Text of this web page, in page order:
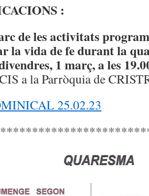
:
de les activitats
la vida de fe durant la
1 març, a les
a la Parròquia de
25.02.23